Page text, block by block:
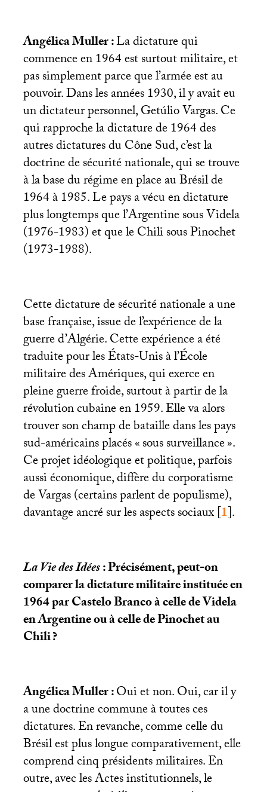
Angélica Muller :La dictature qui
commence en 1964 est surtout militaire, et
pas simplement parce que l’armée est au
pouvoir. Dans les années 1930, il y avait eu
un dictateur personnel, Getúlio Vargas. Ce
qui rapproche la dictature de 1964 des
autres dictatures du Cône Sud, c’est la
doctrine de sécurité nationale, qui se trouve
à la base du régime en place au Brésil de
1964 à 1985. Le pays a vécu en dictature
plus longtemps que l’Argentine sous Videla
(1976-1983) et que le Chili sous Pinochet
(1973-1988).
Cette dictature de sécurité nationale a une
base française, issue de l’expérience de la
guerre d’Algérie. Cette expérience a été
traduite pour les États-Unis à l’École
militaire des Amériques, qui exerce en
pleine guerre froide, surtout à partir de la
révolution cubaine en 1959. Elle va alors
trouver son champ de bataille dans les pays
sud-américains placés «sous surveillance».
Ce projet idéologique et politique, parfois
aussi économique, diffère du corporatisme
de Vargas (certains parlent de populisme),
davantage ancré sur les aspects sociaux[1].
La Vie des Idées: Précisément, peut-on
comparer la dictature militaire instituée en
1964 par Castelo Branco à celle de Videla
en Argentine ou à celle de Pinochet au
Chili?
Angélica Muller :Oui et non. Oui, car il y
a une doctrine commune à toutes ces
dictatures. En revanche, comme celle du
Brésil est plus longue comparativement, elle
comprend cinq présidents militaires. En
outre, avec les Actes institutionnels, le